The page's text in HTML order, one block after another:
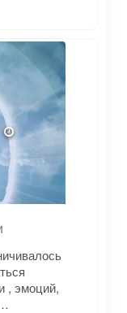
, эмоций,